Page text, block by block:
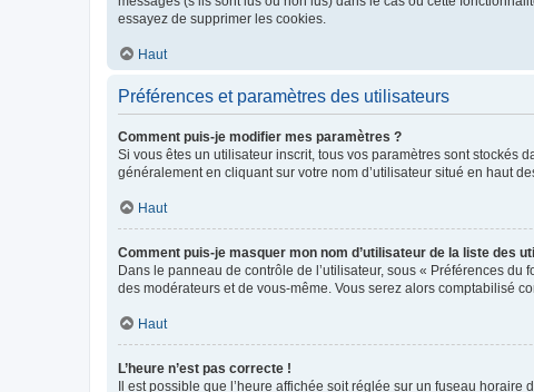
essayez de supprimer les cookies.
Haut
Préférences et paramètres des utilisateurs
Comment puis-je modifier mes paramètres ?
Si vous êtes un utilisateur inscrit, tous vos paramètres sont stockés
généralement en cliquant sur votre nom d’utilisateur situé en haut
Haut
Comment puis-je masquer mon nom d’utilisateur de la liste des
Dans le panneau de contrôle de l’utilisateur, sous « Préférences
des modérateurs et de vous-même. Vous serez alors comptabilisé
Haut
L’heure n’est pas correcte !
Il est possible que l’heure affichée soit réglée sur un fuseau